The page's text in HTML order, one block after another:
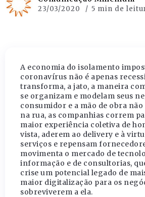
23/03/2020 5 min de
A economia do isolamento
coronavírus não é apenas
transforma, a jato, a maneira
se organizam e modelam seus
consumidor e a mão de obra
na rua, as companhias correm
maior experiência coletiva de
vista, aderem ao delivery e à
serviços e repensam
movimenta o mercado de
informação e de consultorias,
crise um potencial legado de
maior digitalização para os
sobreviverem a ela.